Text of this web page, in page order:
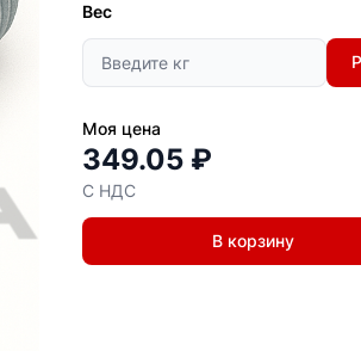
Вес
Моя цена
349.05 ₽
С НДС
В корзину